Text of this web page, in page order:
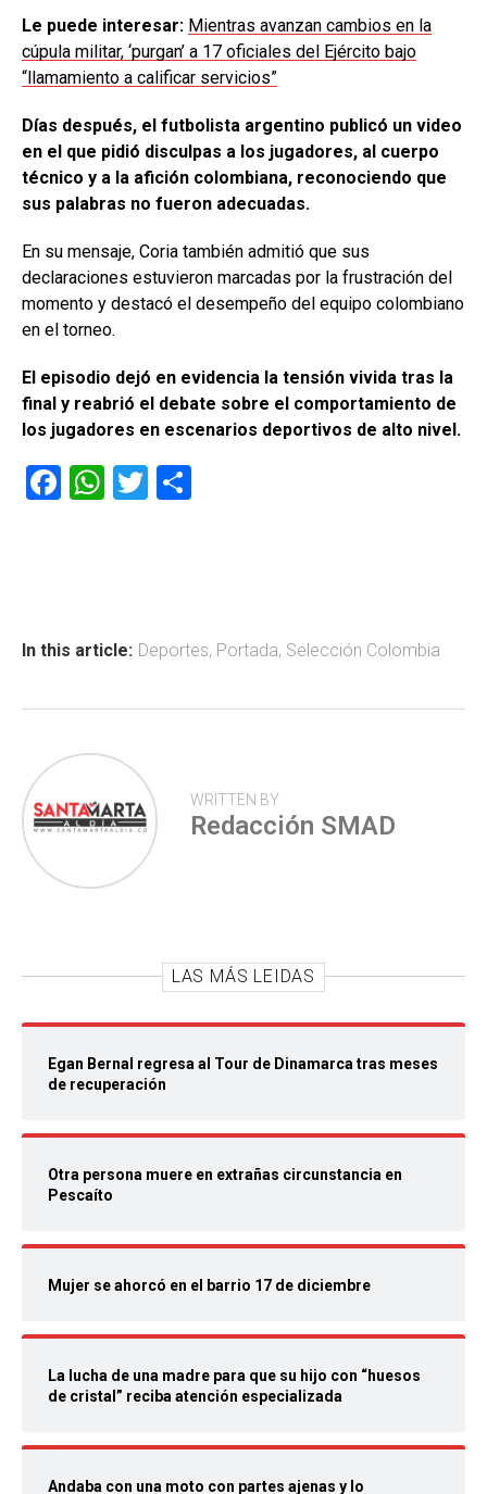
Le puede interesar: Mientras avanzan cambios en la
cúpula militar, ‘purgan’ a 17 oficiales del Ejército bajo
“llamamiento a calificar servicios”
Días después, el futbolista argentino publicó un video
en el que pidió disculpas a los jugadores, al cuerpo
técnico y a la afición colombiana, reconociendo que
sus palabras no fueron adecuadas.
En su mensaje, Coria también admitió que sus
declaraciones estuvieron marcadas por la frustración del
momento y destacó el desempeño del equipo colombiano
en el torneo.
El episodio dejó en evidencia la tensión vivida tras la
final y reabrió el debate sobre el comportamiento de
los jugadores en escenarios deportivos de alto nivel.
F
ok
W
p
T
tir
In this article: Deportes, Portada, Selección Colombia
WRITTEN BY
Redacción SMAD
LAS MÁS LEIDAS
Egan Bernal regresa al Tour de Dinamarca tras meses
de recuperación
Otra persona muere en extrañas circunstancia en
Pescaíto
Mujer se ahorcó en el barrio 17 de diciembre
La lucha de una madre para que su hijo con “huesos
de cristal” reciba atención especializada
Andaba con una moto con partes ajenas y lo